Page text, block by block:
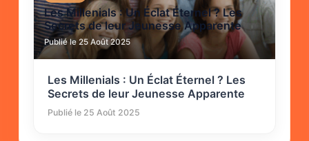
Les Millenials : Un Éclat Éternel ? Les
Secrets de leur Jeunesse Apparente
Publié le 25 Août 2025
Les Millenials : Un Éclat Éternel ? Les
Secrets de leur Jeunesse Apparente
Publié le 25 Août 2025